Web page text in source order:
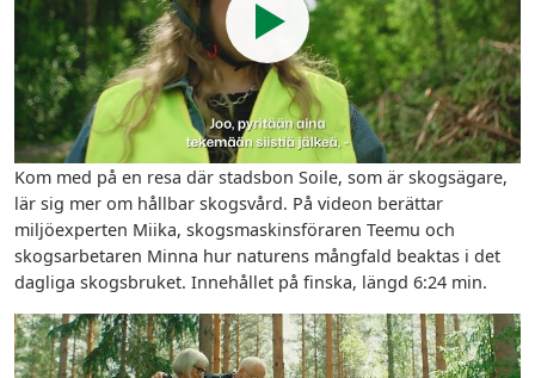
Kom med på en resa där stadsbon Soile, som är skogsägare,
lär sig mer om hållbar skogsvård. På videon berättar
miljöexperten Miika, skogsmaskinsföraren Teemu och
skogsarbetaren Minna hur naturens mångfald beaktas i det
dagliga skogsbruket. Innehållet på finska, längd 6:24 min.